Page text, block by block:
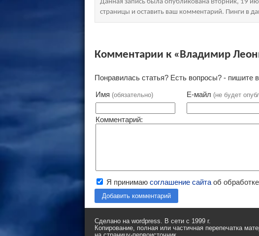
Данная запись была опубликована Вторник, 19
страницы и оставить ваш комментарий. Пинги в
Комментарии к «Владимир
Понравилась статья? Есть вопросы? - пишите
Имя (обязательно) Е-майл (не будет
Комментарий:
Я принимаю соглашение сайта об
Добавить комментарий
Сделано на wordpress. В сети с 1999 г.
Копирование, полная или частичная перепечатка